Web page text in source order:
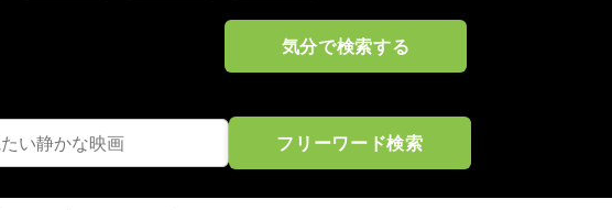
気分で検索する
フリーワード検索